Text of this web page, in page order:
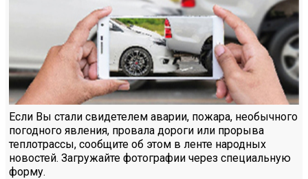
Если Вы стали свидетелем аварии, пожара, необычного
погодного явления, провала дороги или прорыва
теплотрассы, сообщите об этом в ленте народных
новостей. Загружайте фотографии через специальную
форму.